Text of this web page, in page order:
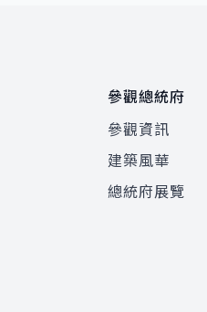
參觀總統府
參觀資訊
建築風華
總統府展覽